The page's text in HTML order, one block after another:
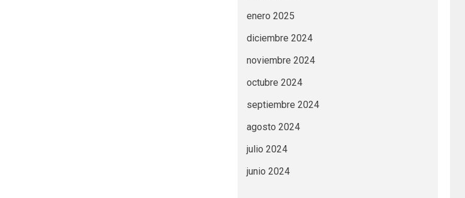
enero 2025
diciembre 2024
noviembre 2024
octubre 2024
septiembre 2024
agosto 2024
julio 2024
junio 2024